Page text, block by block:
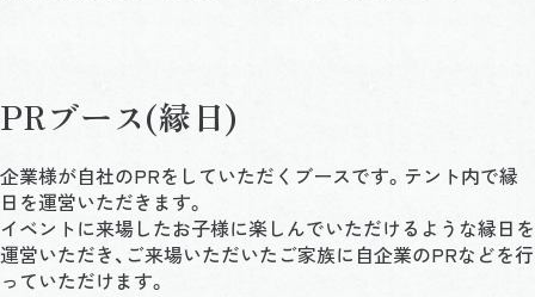
PRブース(縁日)
企業様が自社のPRをしていただくブースです。テント内で縁
日を運営いただきます。
イベントに来場したお子様に楽しんでいただけるような縁日を
運営いただき、ご来場いただいたご家族に自企業のPRなどを行
っていただけます。